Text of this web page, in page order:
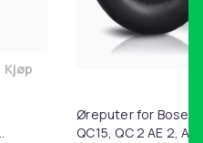
Legg Magetrener, 6-rørs
Kjøp
Øreputer for Bose
QC15, QC 2 AE 2, AE